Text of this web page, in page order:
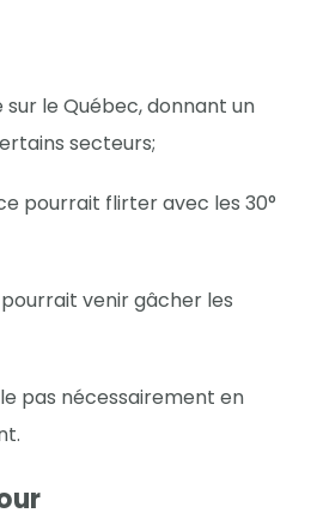
sur le Québec, donnant un
secteurs;
pourrait flirter avec les 30°
pourrait venir gâcher les
pas nécessairement en